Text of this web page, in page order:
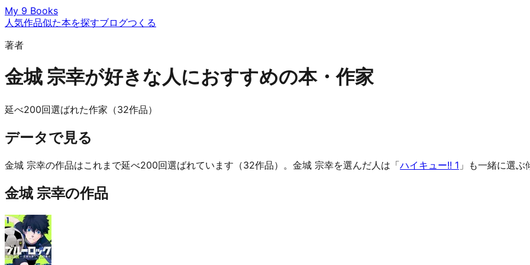
My 9 Books
人気作品似た本を探すブログつくる
著者
金城 宗幸が好きな人におすすめの本・作家
延べ200回選ばれた作家（32作品）
データで見る
金城 宗幸の作品はこれまで延べ200回選ばれています（32作品）。金城 宗幸を選んだ人は「ハイキュー!! 1 」も一緒に選ぶ
金城 宗幸の作品